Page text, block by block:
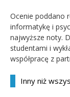
Ocenie poddano
informatykę i
najwyższe noty.
studentami i
współpracę z
Inny niż